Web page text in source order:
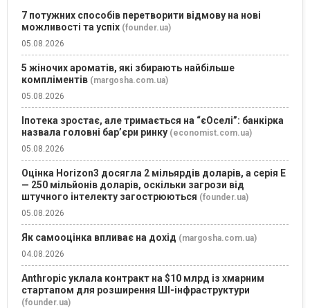
7 потужних способів перетворити відмову на нові
можливості та успіх (founder.ua)
05.08.2026
5 жіночих ароматів, які збирають найбільше
компліментів (margosha.com.ua)
05.08.2026
Іпотека зростає, але тримається на “єОселі”: банкірка
назвала головні бар’єри ринку (economist.com.ua)
05.08.2026
Оцінка Horizon3 досягла 2 мільярдів доларів, а серія E
— 250 мільйонів доларів, оскільки загрози від
штучного інтелекту загострюються (founder.ua)
05.08.2026
Як самооцінка впливає на дохід (margosha.com.ua)
04.08.2026
Anthropic уклала контракт на $10 млрд із хмарним
стартапом для розширення ШІ-інфраструктури
(founder.ua)